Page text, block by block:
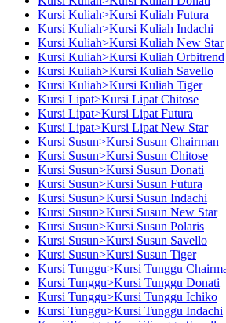
Kursi Kuliah>Kursi Kuliah Futura
Kursi Kuliah>Kursi Kuliah Indachi
Kursi Kuliah>Kursi Kuliah New Star
Kursi Kuliah>Kursi Kuliah Orbitrend
Kursi Kuliah>Kursi Kuliah Savello
Kursi Kuliah>Kursi Kuliah Tiger
Kursi Lipat>Kursi Lipat Chitose
Kursi Lipat>Kursi Lipat Futura
Kursi Lipat>Kursi Lipat New Star
Kursi Susun>Kursi Susun Chairman
Kursi Susun>Kursi Susun Chitose
Kursi Susun>Kursi Susun Donati
Kursi Susun>Kursi Susun Futura
Kursi Susun>Kursi Susun Indachi
Kursi Susun>Kursi Susun New Star
Kursi Susun>Kursi Susun Polaris
Kursi Susun>Kursi Susun Savello
Kursi Susun>Kursi Susun Tiger
Kursi Tunggu>Kursi Tunggu
Kursi Tunggu>Kursi Tunggu Donati
Kursi Tunggu>Kursi Tunggu Ichiko
Kursi Tunggu>Kursi Tunggu Indachi